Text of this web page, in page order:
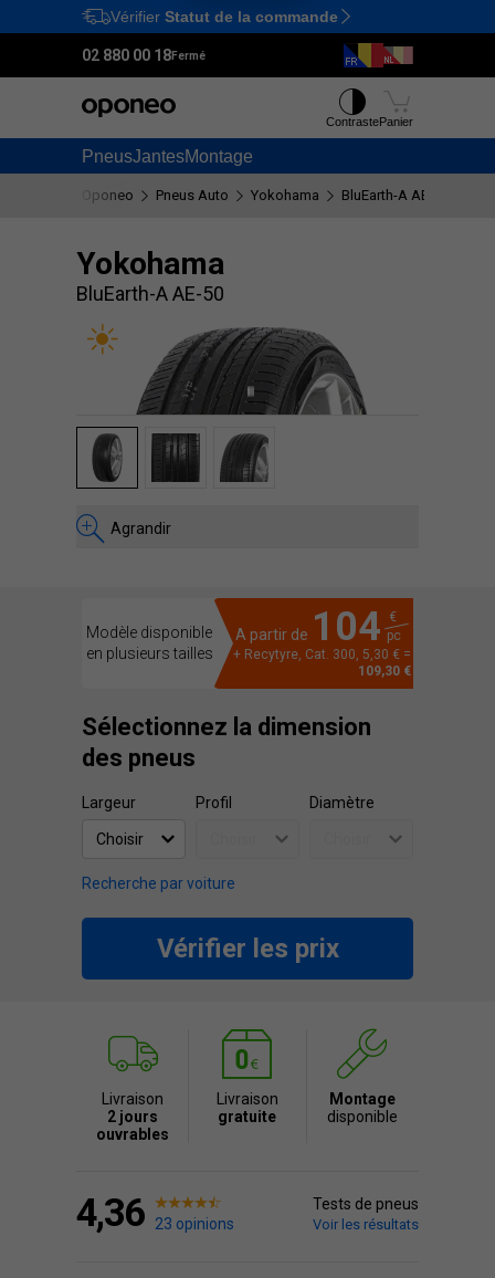
Ctrl M
Vérifier Statut de la commande
02 880 00 18Fermé
PneusJantesMontage
ContrastePanier
Oponeo Pneus Auto Yokohama BluEarth-A AE-50
Yokohama
BluEarth-A AE-50
Agrandir
Modèle disponible
en plusieurs tailles
A partir de 104
€
pc
+ Recytyre, Cat. 300, 5,30 € =
109,30 €
Sélectionnez la dimension
des pneus
Largeur Profil Diamètre
Recherche par voiture
Vérifier les prix
Livraison
2 jours
ouvrables
Livraison
gratuite
Montage
disponible
4,36 23 opinions
Tests de pneus
Voir les résultats